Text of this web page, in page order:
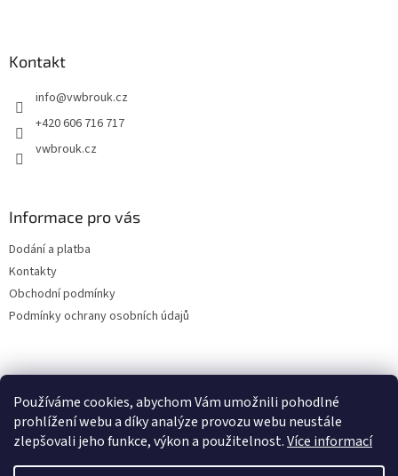
Používáme cookies, abychom Vám umožnili pohodlné
prohlížení webu a díky analýze provozu webu neustále
zlepšovali jeho funkce, výkon a použitelnost.Více informací
Kontakt
info@vwbrouk.cz
+420 606 716 717
vwbrouk.cz
Informace pro vás
Dodání a platba
Kontakty
Obchodní podmínky
Podmínky ochrany osobních údajů